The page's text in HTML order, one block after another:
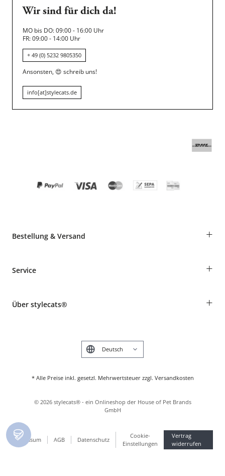
Wir sind für dich da!
MO bis DO: 09:00 - 16:00 Uhr
FR: 09:00 - 14:00 Uhr
+ 49 (0) 5232 9805350
Ansonsten, 😍 schreib uns!
info[at]stylecats.de
Bestellung & Versand +
Informationen zur Lieferung
Produkte reklamieren und zurücksenden
Service +
Tierkrankenversicherung
Über stylecats® +
* Alle Preise inkl. gesetzl. Mehrwertsteuer zzgl. Versandkosten
English
Impressum AGB Datenschutz
Cookie-
Einstellungen
Vertrag
widerrufen
© 2026 stylecats® - ein Onlineshop der House of Pet Brands
GmbH